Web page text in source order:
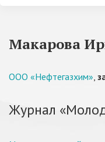
Макарова
ООО «Нефтегазхим»,
Журнал